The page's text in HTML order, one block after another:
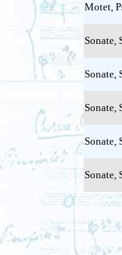
Motet,
Sonate,
Sonate,
Sonate,
Sonate,
Sonate,